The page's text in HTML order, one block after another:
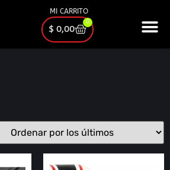
MI CARRITO
$ 0,00
0